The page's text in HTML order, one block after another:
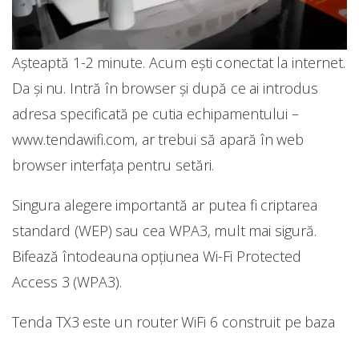
Așteaptă 1-2 minute. Acum ești conectat la internet.
Da și nu. Intră în browser și după ce ai introdus
adresa specificată pe cutia echipamentului –
www.tendawifi.com, ar trebui să apară în web
browser interfața pentru setări.
Singura alegere importantă ar putea fi criptarea
standard (WEP) sau cea WPA3, mult mai sigură.
Bifează întodeauna opțiunea Wi-Fi Protected
Access 3 (WPA3).
Tenda TX3 este un router WiFi 6 construit pe baza